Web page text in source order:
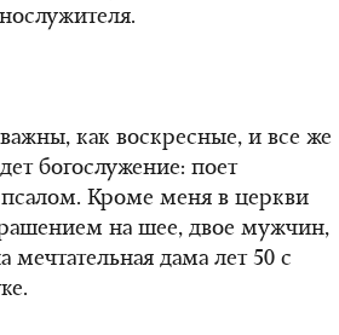
как воскресные, и все же
богослужение: поет
псалом. Кроме меня в церкви
на шее, двое мужчин,
дама лет 50 с